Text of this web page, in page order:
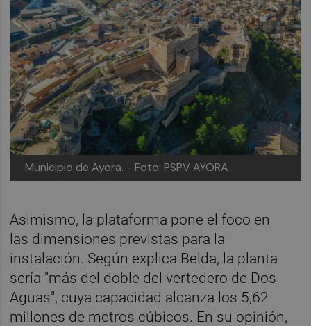
Municipio de Ayora. - Foto: PSPV AYORA
Asimismo, la plataforma pone el foco en
las dimensiones previstas para la
instalación. Según explica Belda, la planta
sería "más del doble del vertedero de Dos
Aguas", cuya capacidad alcanza los 5,62
millones de metros cúbicos. En su opinión,